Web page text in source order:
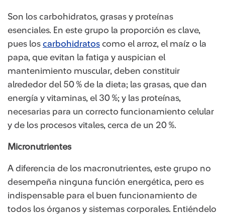
Son los carbohidratos, grasas y proteínas
esenciales. En este grupo la proporción es clave,
pues los carbohidratos como el arroz, el maíz o la
papa, que evitan la fatiga y auspician el
mantenimiento muscular, deben constituir
alrededor del 50 % de la dieta; las grasas, que dan
energía y vitaminas, el 30 %; y las proteínas,
necesarias para un correcto funcionamiento celular
y de los procesos vitales, cerca de un 20 %.
Micronutrientes
A diferencia de los macronutrientes, este grupo no
desempeña ninguna función energética, pero es
indispensable para el buen funcionamiento de
todos los órganos y sistemas corporales. Entiéndelo